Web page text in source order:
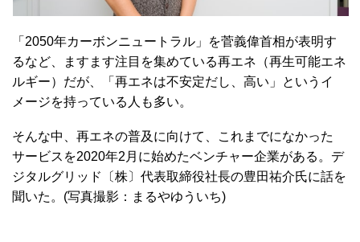
「2050年カーボンニュートラル」を菅義偉首相が表明す
るなど、ますます注目を集めている再エネ（再生可能エネ
ルギー）だが、「再エネは不安定だし、高い」というイ
メージを持っている人も多い。
そんな中、再エネの普及に向けて、これまでになかった
サービスを2020年2月に始めたベンチャー企業がある。デ
ジタルグリッド〔株〕代表取締役社長の豊田祐介氏に話を
聞いた。(写真撮影：まるやゆういち)